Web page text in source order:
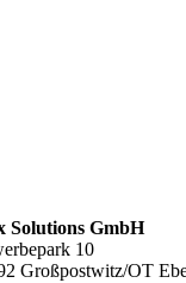
Solutions GmbH
10
Großpostwitz/OT